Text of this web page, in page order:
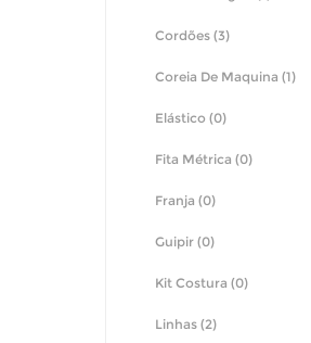
Cordões (3)
Coreia De Maquina (1)
Elástico (0)
Fita Métrica (0)
Franja (0)
Guipir (0)
Kit Costura (0)
Linhas (2)